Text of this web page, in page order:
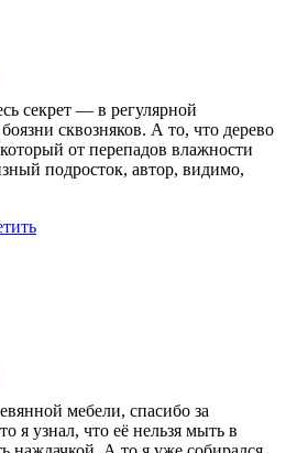
секрет — в регулярной
сквозняков. А то, что дерево
от перепадов влажности
подросток, автор, видимо,
мебели, спасибо за
я узнал, что её нельзя мыть в